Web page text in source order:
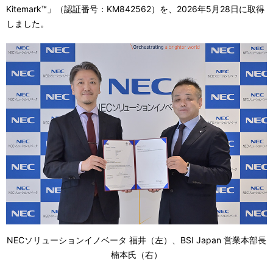
Kitemark™」（認証番号：KM842562）を、2026年5月28日に取得
しました。
NECソリューションイノベータ 福井（左）、BSI Japan 営業本部長
楠本氏（右）